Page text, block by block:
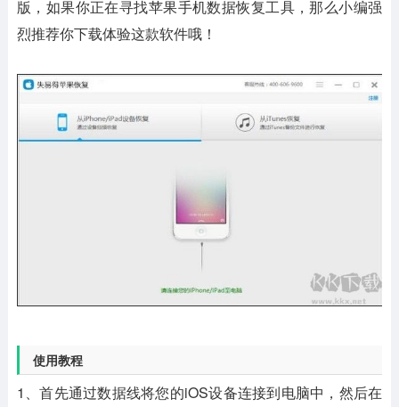
版，如果你正在寻找苹果手机数据恢复工具，那么小编强
烈推荐你下载体验这款软件哦！
使用教程
1、首先通过数据线将您的iOS设备连接到电脑中，然后在